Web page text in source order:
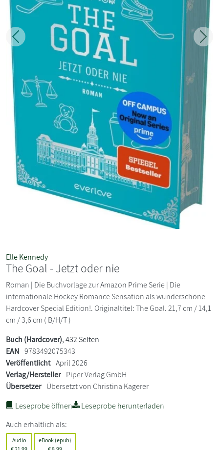
Zurück
Elle Kennedy
The Goal - Jetzt oder nie
Roman | Die Buchvorlage zur Amazon Prime Serie | Die
internationale Hockey Romance Sensation als wunderschöne
Hardcover Special Edition!. Originaltitel: The Goal. 21,7 cm / 14,1
cm / 3,6 cm ( B/H/T )
Buch (Hardcover), 432 Seiten
EAN 9783492075343
Veröffentlicht April 2026
Verlag/Hersteller Piper Verlag GmbH
Übersetzer Übersetzt von Christina Kagerer
Leseprobe öffnen
Leseprobe herunterladen
Auch erhältlich als:
Audio
eBook (epub)